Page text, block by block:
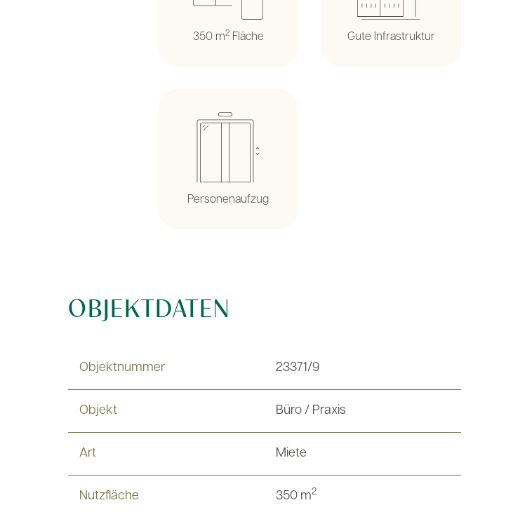
350 m2Fläche Gute Infrastruktur
Personenaufzug
OBJEKTDATEN
Objektnummer 23371/9
Objekt Büro / Praxis
Art Miete
Nutzfläche 350 m2